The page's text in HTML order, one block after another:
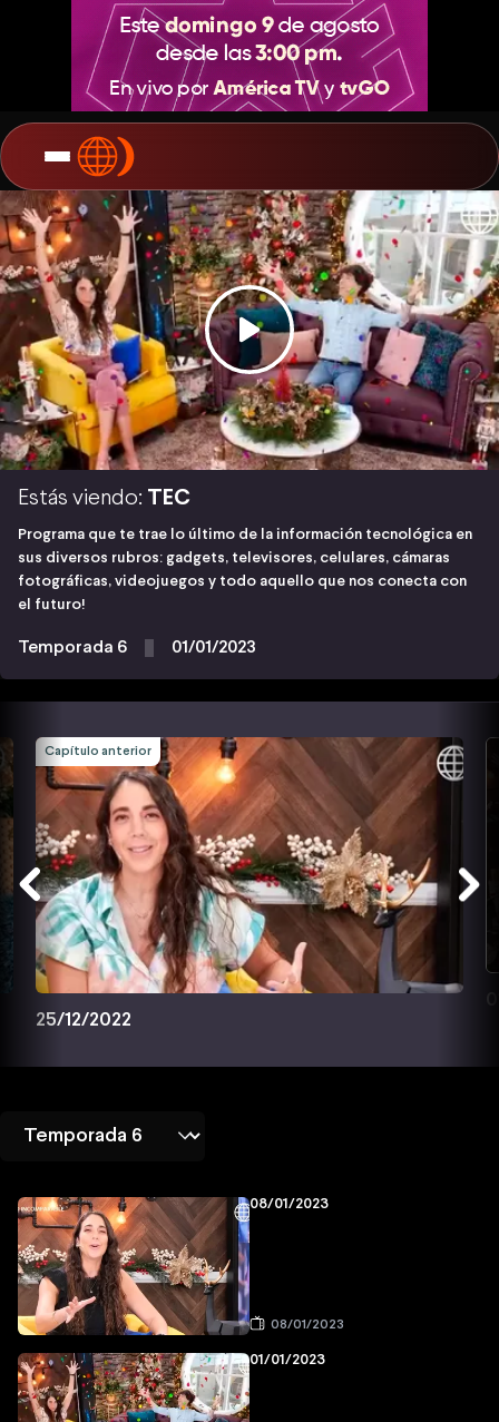
Estás viendo: TEC
Programa que te trae lo último de la información tecnológica en
sus diversos rubros: gadgets, televisores, celulares, cámaras
fotográficas, videojuegos y todo aquello que nos conecta con
el futuro!
Temporada 6 01/01/2023
Capítulo anterior
25/12/2022
08/01/2023
08/01/2023
01/01/2023